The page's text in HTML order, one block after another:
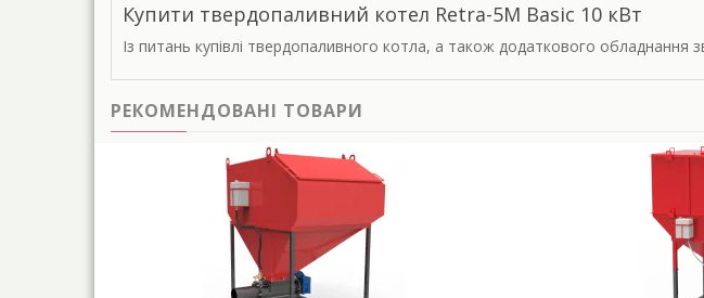
Купити твердопаливний котел Retra-5M Basic 10 кВт
Із питань купівлі твердопаливного котла, а також додаткового обладнання
РЕКОМЕНДОВАНІ ТОВАРИ